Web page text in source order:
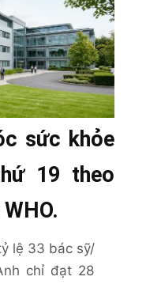
sức khỏe
19 theo
lệ 33 bác sỹ/
chỉ đạt 28